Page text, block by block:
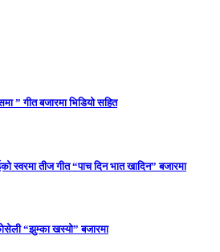
” गीत बजारमा भिडियो सहित
स्वरमा तीज गीत “पाच दिन भात खादिन” बजारमा
“झुम्का खस्यो” बजारमा